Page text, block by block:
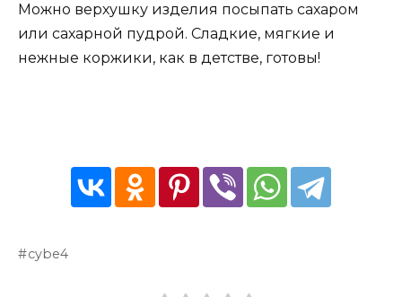
Можно верхушку изделия посыпать сахаром
или сахарной пудрой. Сладкие, мягкие и
нежные коржики, как в детстве, готовы!
cybe4